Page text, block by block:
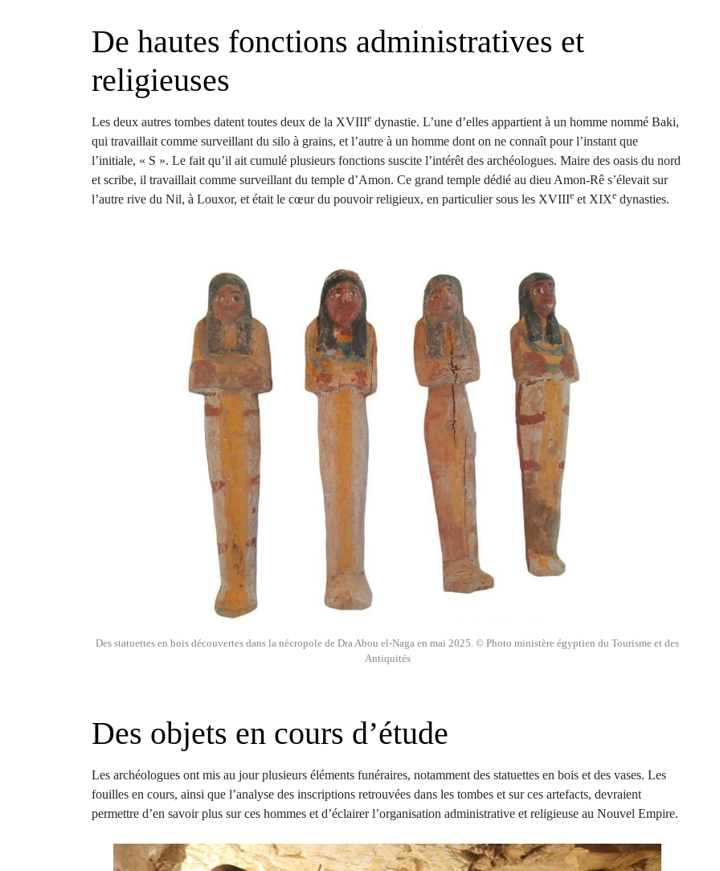
De hautes fonctions administratives et
religieuses
Les deux autres tombes datent toutes deux de la XVIIIe dynastie. L’une d’elles appartient à un homme nommé Baki,
qui travaillait comme surveillant du silo à grains, et l’autre à un homme dont on ne connaît pour l’instant que
l’initiale, « S ». Le fait qu’il ait cumulé plusieurs fonctions suscite l’intérêt des archéologues. Maire des oasis du nord
et scribe, il travaillait comme surveillant du temple d’Amon. Ce grand temple dédié au dieu Amon-Rê s’élevait sur
l’autre rive du Nil, à Louxor, et était le cœur du pouvoir religieux, en particulier sous les XVIIIe et XIXe dynasties.
Des statuettes en bois découvertes dans la nécropole de Dra Abou el-Naga en mai 2025. © Photo ministère égyptien du Tourisme et des
Antiquités
Des objets en cours d’étude
Les archéologues ont mis au jour plusieurs éléments funéraires, notamment des statuettes en bois et des vases. Les
fouilles en cours, ainsi que l’analyse des inscriptions retrouvées dans les tombes et sur ces artefacts, devraient
permettre d’en savoir plus sur ces hommes et d’éclairer l’organisation administrative et religieuse au Nouvel Empire.